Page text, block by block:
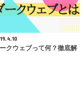
クウェブって何？徹底解